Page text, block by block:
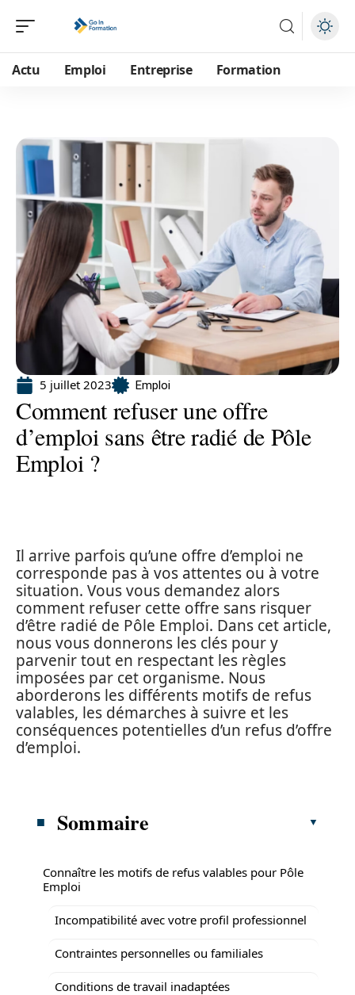
Actu Emploi Entreprise Formation
5 juillet 2023 Emploi
Comment refuser une offre
d’emploi sans être radié de Pôle
Emploi ?
Il arrive parfois qu’une offre d’emploi ne
corresponde pas à vos attentes ou à votre
situation. Vous vous demandez alors
comment refuser cette offre sans risquer
d’être radié de Pôle Emploi. Dans cet article,
nous vous donnerons les clés pour y
parvenir tout en respectant les règles
imposées par cet organisme. Nous
aborderons les différents motifs de refus
valables, les démarches à suivre et les
conséquences potentielles d’un refus d’offre
d’emploi.
Sommaire
Connaître les motifs de refus valables pour Pôle
Emploi
Incompatibilité avec votre profil professionnel
Contraintes personnelles ou familiales
Conditions de travail inadaptées